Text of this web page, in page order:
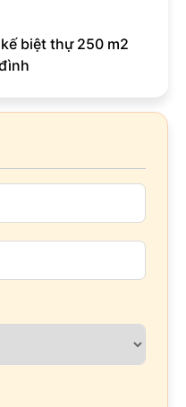
biệt thự 250 m2